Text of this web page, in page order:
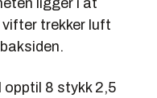
trekker luft
8 stykk 2,5